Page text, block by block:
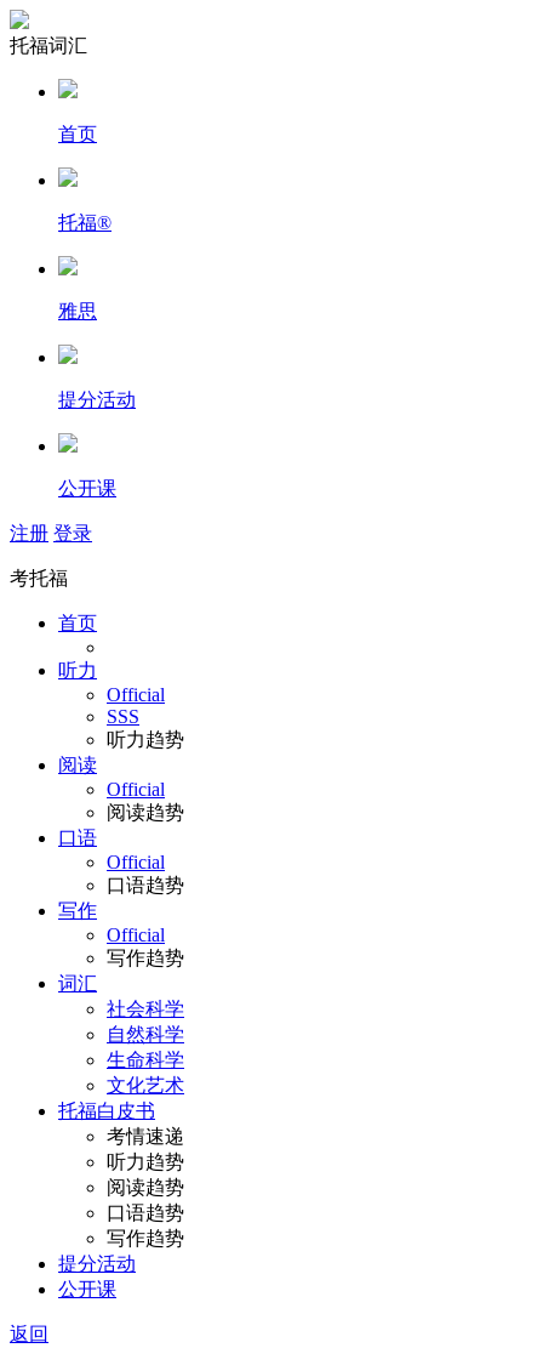
托福词汇
首页
托福®
雅思
提分活动
公开课
注册 登录
考托福
首页
听力
Official
SSS
听力趋势
阅读
Official
阅读趋势
口语
Official
口语趋势
写作
Official
写作趋势
词汇
社会科学
自然科学
生命科学
文化艺术
托福白皮书
考情速递
听力趋势
阅读趋势
口语趋势
写作趋势
提分活动
公开课
返回